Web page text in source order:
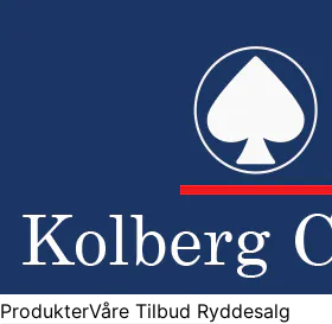
ProdukterVåre Tilbud Ryddesalg